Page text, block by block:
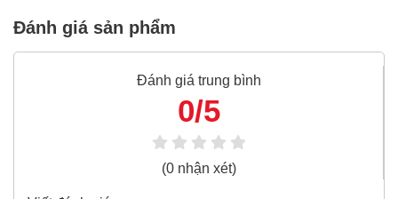
Freeship toàn quốc đơn từ 3 triệu
Nếu bạn cần thêm thông tin củaTay vặn tuýp đen 3/4"
xin vui lòng liên hệ hotline -
hoặc zalo -0868.603.068
Đánh giá sản phẩm
Đánh giá trung bình
0/5
(0 nhận xét)